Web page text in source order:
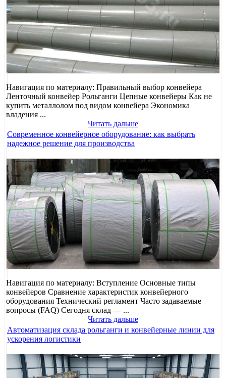
Навигация по материалу: Правильный выбор конвейера
Ленточный конвейер Рольганги Цепные конвейеры Как не
купить металлолом под видом конвейера Экономика
владения ...
Читать дальше
Современное конвейерное оборудование: как выбрать
надежное решение для производства
Навигация по материалу: Вступление Основные типы
конвейеров Сравнение характеристик конвейерного
оборудования Технический регламент Часто задаваемые
вопросы (FAQ) Сегодня склад — ...
Читать дальше
Автоматизация склада рольганги и конвейерные линии для
ускорения логистики